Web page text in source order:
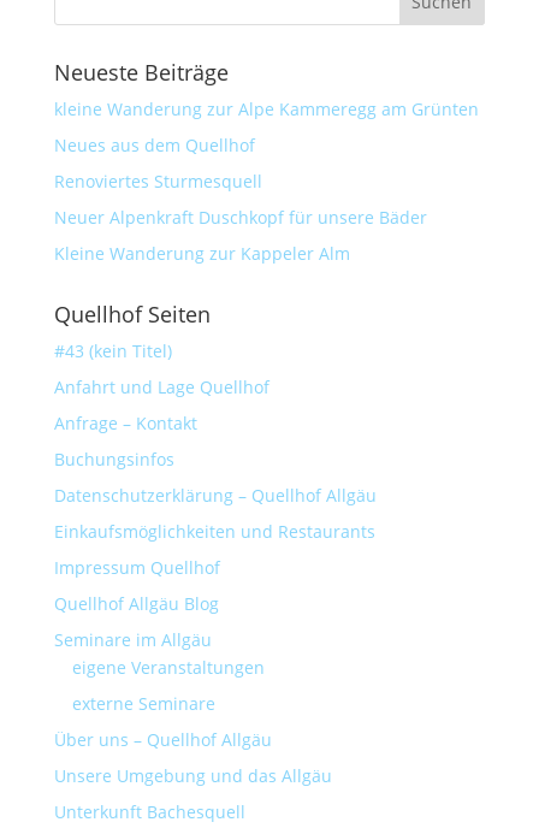
Neueste Beiträge
kleine Wanderung zur Alpe Kammeregg am Grünten
Neues aus dem Quellhof
Renoviertes Sturmesquell
Neuer Alpenkraft Duschkopf für unsere Bäder
Kleine Wanderung zur Kappeler Alm
Quellhof Seiten
#43 (kein Titel)
Anfahrt und Lage Quellhof
Anfrage – Kontakt
Buchungsinfos
Datenschutzerklärung – Quellhof Allgäu
Einkaufsmöglichkeiten und Restaurants
Impressum Quellhof
Quellhof Allgäu Blog
Seminare im Allgäu
eigene Veranstaltungen
externe Seminare
Über uns – Quellhof Allgäu
Unsere Umgebung und das Allgäu
Unterkunft Bachesquell